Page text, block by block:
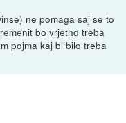
ne pomaga saj se to
bo vrjetno treba
pojma kaj bi bilo treba